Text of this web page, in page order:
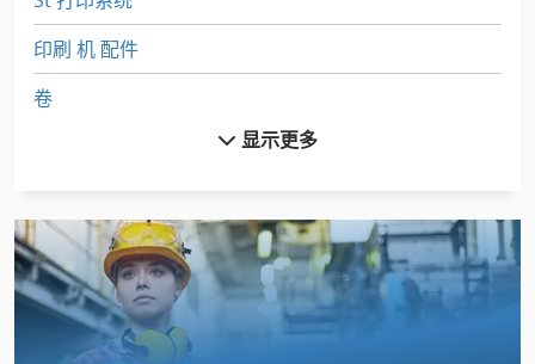
印刷 机 配件
卷
双卷筒
履带式装载机
工具 车
显示更多